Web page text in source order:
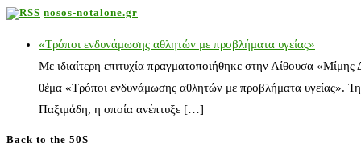
nosos-notalone.gr
«Τρόποι ενδυνάμωσης αθλητών με προβλήματα υγείας»
Με ιδιαίτερη επιτυχία πραγματοποιήθηκε στην Αίθουσα
θέμα «Τρόποι ενδυνάμωσης αθλητών με προβλήματα υγείας».
Παξιμάδη, η οποία ανέπτυξε […]
Back to the 50S